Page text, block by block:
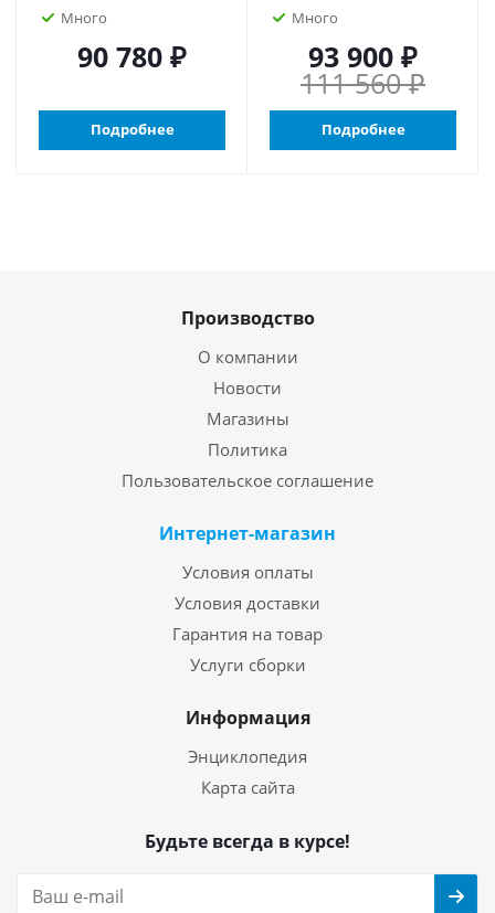
Много
90 780 ₽
Подробнее
Много
93 900 ₽
111 560 ₽
Подробнее
Производство
О компании
Новости
Магазины
Политика
Пользовательское соглашение
Интернет-магазин
Условия оплаты
Условия доставки
Гарантия на товар
Услуги сборки
Информация
Энциклопедия
Карта сайта
Будьте всегда в курсе!